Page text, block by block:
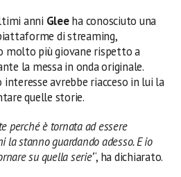
anni Gleeha conosciuto una
di streaming,
molto più giovane rispetto a
la messa in onda originale.
avrebbe riacceso in lui la
quelle storie.
perché è tornata ad essere
la stanno guardando adesso. E io
su quella serie’“, ha dichiarato.